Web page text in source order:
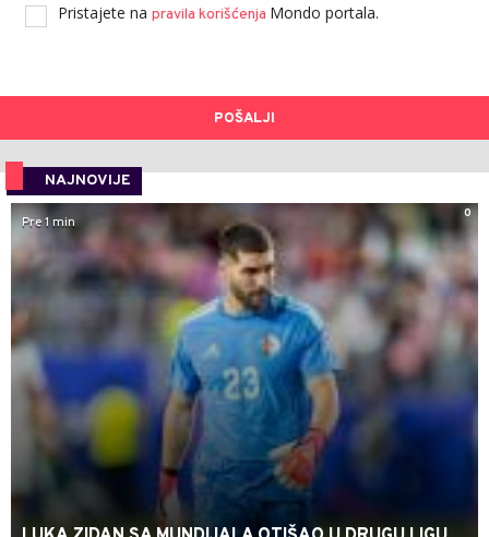
Pristajete na pravila korišćenja Mondo portala.
POŠALJI
NAJNOVIJE
0
Pre 1 min